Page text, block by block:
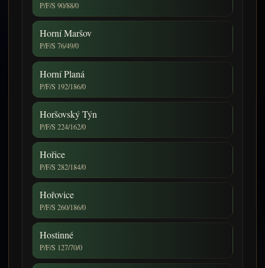
P/F/S 90/88/0
Horní Maršov
P/F/S 76/49/0
Horní Planá
P/F/S 192/186/0
Horšovský Týn
P/F/S 224/162/0
Hořice
P/F/S 282/184/0
Hořovice
P/F/S 260/186/0
Hostinné
P/F/S 127/70/0